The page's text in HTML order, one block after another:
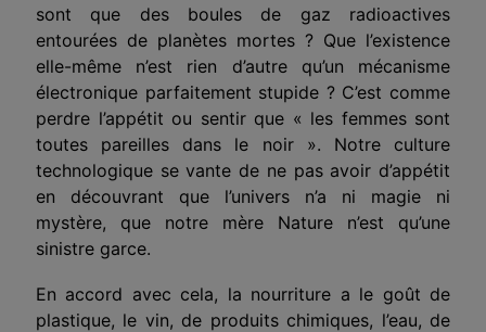
sont que des boules de gaz radioactives
entourées de planètes mortes ? Que l’existence
elle-même n’est rien d’autre qu’un mécanisme
électronique parfaite­ment stupide ? C’est comme
perdre l’appétit ou sentir que « les femmes sont
toutes pareilles dans le noir ». Notre culture
technologique se vante de ne pas avoir d’appétit
en découvrant que l’univers n’a ni magie ni
mystère, que notre mère Nature n’est qu’une
sinistre garce.
En accord avec cela, la nourriture a le goût de
plastique, le vin, de produits chimiques, l’eau, de